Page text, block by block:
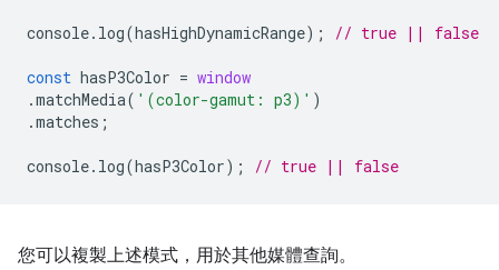
console. log(hasHighDynamicRange); // true || false
const hasP3Color = window
.matchMedia( '(color-gamut: p3)' )
.matches ;
console. log(hasP3Color); // true || false
您可以複製上述模式，用於其他媒體查詢。